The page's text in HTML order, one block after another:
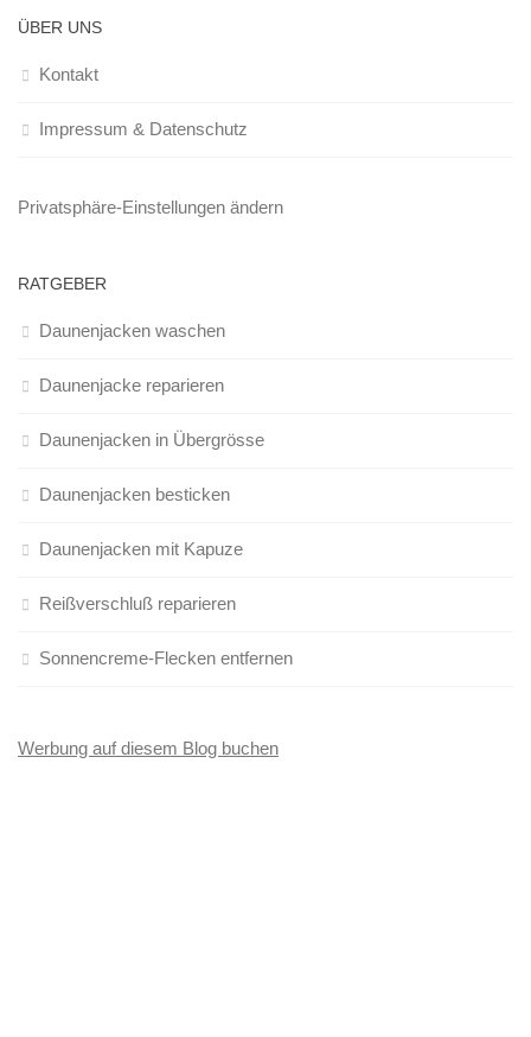
ÜBER UNS
Kontakt
Impressum & Datenschutz
Privatsphäre-Einstellungen ändern
RATGEBER
Daunenjacken waschen
Daunenjacke reparieren
Daunenjacken in Übergrösse
Daunenjacken besticken
Daunenjacken mit Kapuze
Reißverschluß reparieren
Sonnencreme-Flecken entfernen
Werbung auf diesem Blog buchen